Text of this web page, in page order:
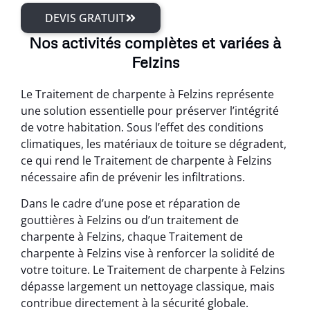
DEVIS GRATUIT
Nos activités complètes et variées à
Felzins
Le Traitement de charpente à Felzins représente
une solution essentielle pour préserver l’intégrité
de votre habitation. Sous l’effet des conditions
climatiques, les matériaux de toiture se dégradent,
ce qui rend le Traitement de charpente à Felzins
nécessaire afin de prévenir les infiltrations.
Dans le cadre d’une pose et réparation de
gouttières à Felzins ou d’un traitement de
charpente à Felzins, chaque Traitement de
charpente à Felzins vise à renforcer la solidité de
votre toiture. Le Traitement de charpente à Felzins
dépasse largement un nettoyage classique, mais
contribue directement à la sécurité globale.